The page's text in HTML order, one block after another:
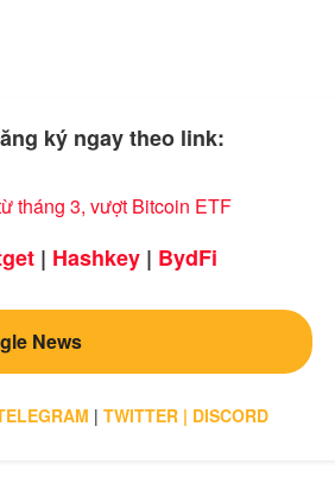
ký ngay theo link:
tháng 3, vượt Bitcoin ETF
| Hashkey| BydFi
News
| TWITTER| DISCORD